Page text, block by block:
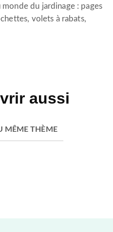
du jardinage : pages
volets à rabats,
aussi
MÊME THÈME